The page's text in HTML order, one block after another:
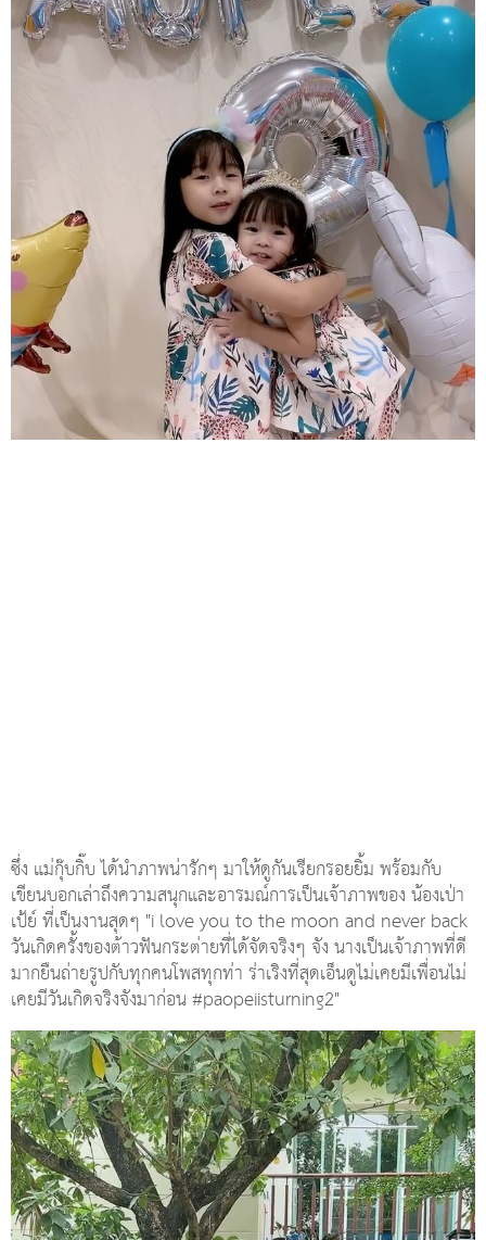
ซึ่ง แม่กุ๊บกิ๊บ ได้นำภาพน่ารักๆ มาให้ดูกันเรียกรอยยิ้ม พร้อมกับ
เขียนบอกเล่าถึงความสนุกและอารมณ์การเป็นเจ้าภาพของ น้องเป่า
เป้ย์ ที่เป็นงานสุดๆ "i love you to the moon and never back
วันเกิดครั้งของต้าวฟันกระต่ายที่ได้จัดจริงๆ จัง นางเป็นเจ้าภาพที่ดี
มากยืนถ่ายรูปกับทุกคนโพสทุกท่า ร่าเริงที่สุดเอ็นดูไม่เคยมีเพื่อนไม่
เคยมีวันเกิดจริงจังมาก่อน #paopeiisturning2"